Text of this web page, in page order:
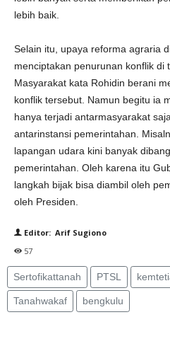
lebih baik.
Selain itu, upaya reforma agraria
menciptakan penurunan konflik di
Masyarakat kata Rohidin berani
konflik tersebut. Namun begitu ia
hanya terjadi antarmasyarakat
antarinstansi pemerintahan.
lapangan udara kini banyak
pemerintahan. Oleh karena itu
langkah bijak bisa diambil oleh
oleh Presiden.
Editor: Arif Sugiono
57
Sertofikattanah PTSL
Tanahwakaf bengkulu